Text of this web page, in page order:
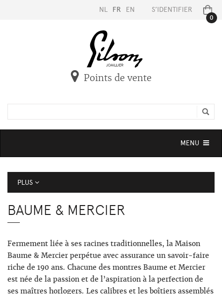
NL FR EN S’IDENTIFIER
0
Points de vente
Toggle
MENU
PLUS
BAUME & MERCIER
Fermement liée à ses racines traditionnelles, la Maison
Baume & Mercier perpétue avec assurance un savoir-faire
riche de 190 ans. Chacune des montres Baume et Mercier
est née de la passion et de l’aspiration à la perfection de
ses maîtres horlogers. Les calibres et les boîtiers assemblés